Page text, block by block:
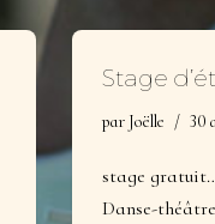
Stage
par Joëlle 30
stage
Danse-